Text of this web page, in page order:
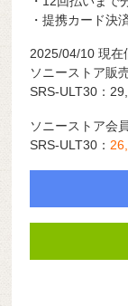
・提携カード決
2025/04/10 現在
ソニーストア販
SRS-ULT30：
ソニーストア会
SRS-ULT30：